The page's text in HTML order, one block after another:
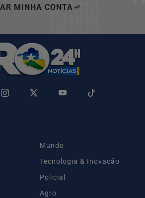
MINHA CONTA
Mundo
Tecnologia & Inovação
Policial
Agro